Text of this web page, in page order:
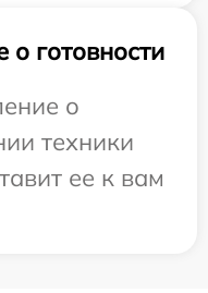
готовности
о
техники
ее к вам